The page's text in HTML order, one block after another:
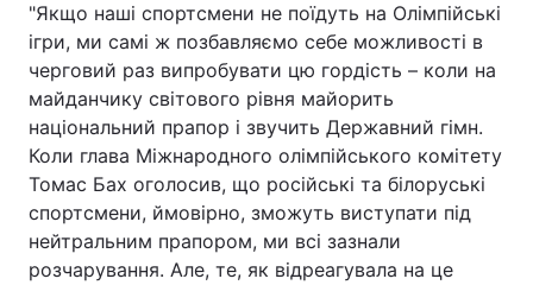
Тема оформлення
"Якщо наші спортсмени не поїдуть на Олімпійські
ігри, ми самі ж позбавляємо себе можливості в
черговий раз випробувати цю гордість – коли на
майданчику світового рівня майорить
національний прапор і звучить Державний гімн.
Коли глава Міжнародного олімпійського комітету
Томас Бах оголосив, що російські та білоруські
спортсмени, ймовірно, зможуть виступати під
нейтральним прапором, ми всі зазнали
розчарування. Але, те, як відреагувала на це